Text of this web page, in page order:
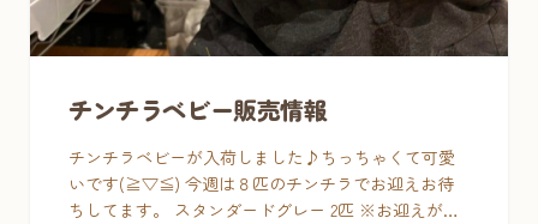
チンチラベビー販売情報
チンチラベビーが入荷しました♪ちっちゃくて可愛
いです(≧▽≦) 今週は８匹のチンチラでお迎えお待
ちしてます。 スタンダードグレー 2匹 ※お迎えが決